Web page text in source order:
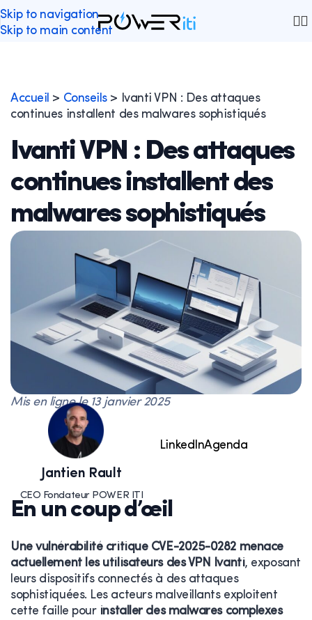
Skip to navigation
Skip to main content
Accueil > Conseils> Ivanti VPN : Des attaques
continues installent des malwares sophistiqués
Ivanti VPN : Des attaques
continues installent des
malwares sophistiqués
Mis en ligne le 13 janvier 2025
Jantien Rault
CEO Fondateur POWER ITI
LinkedInAgenda
En un coup d’œil
Une vulnérabilité critique CVE-2025-0282 menace
actuellement les utilisateurs des VPN Ivanti, exposant
leurs dispositifs connectés à des attaques
sophistiquées. Les acteurs malveillants exploitent
cette faille pour installer des malwares complexes